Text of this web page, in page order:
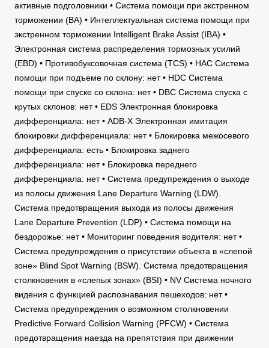
активные подголовники • Система помощи при экстренном
торможении (BA) • Интеллектуальная система помощи при
экстренном торможении Intelligent Brake Assist (IBA) •
Электронная система распределения тормозных усилий
(EBD) • Противобуксовочная система (TCS) • HAC Система
помощи при подъеме по склону: нет • HDC Система
помощи при спуске со склона: нет • DBC Система спуска с
крутых склонов: нет • EDS Электронная блокировка
дифференциала: нет • ADB-X Электронная имитация
блокировки дифференциала: нет • Блокировка межосевого
дифференциала: есть • Блокировка заднего
дифференциала: нет • Блокировка переднего
дифференциала: нет • Cистема предупреждения о выходе
из полосы движения Lane Departure Warning (LDW).
Cистема предотвращения выхода из полосы движения
Lane Departure Prevention (LDP) • Система помощи на
бездорожье: нет • Мониторинг поведения водителя: нет •
Cистема предупреждения о присутствии объекта в «слепой
зоне» Blind Spot Warning (BSW). Система предотвращения
столкновения в «слепых зонах» (BSI) • NV Система ночного
видения с функцией распознавания пешеходов: нет •
Система предупреждения о возможном столкновении
Predictive Forward Collision Warning (PFCW) • Cистема
предотвращения наезда на препятствия при движении